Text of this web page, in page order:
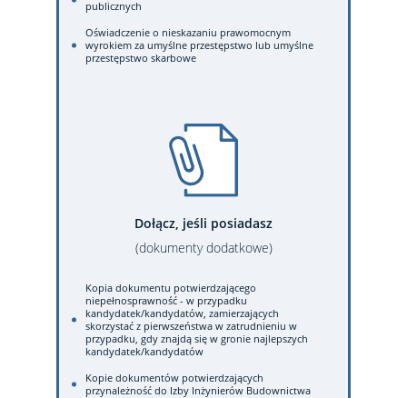
publicznych
Oświadczenie o nieskazaniu prawomocnym
wyrokiem za umyślne przestępstwo lub umyślne
przestępstwo skarbowe
Dołącz, jeśli posiadasz
(dokumenty dodatkowe)
Kopia dokumentu potwierdzającego
niepełnosprawność - w przypadku
kandydatek/kandydatów, zamierzających
skorzystać z pierwszeństwa w zatrudnieniu w
przypadku, gdy znajdą się w gronie najlepszych
kandydatek/kandydatów
Kopie dokumentów potwierdzających
przynależność do Izby Inżynierów Budownictwa